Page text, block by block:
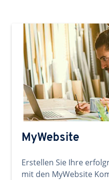
MyWebsite
Erstellen Sie Ihre
mit den MyWebsite